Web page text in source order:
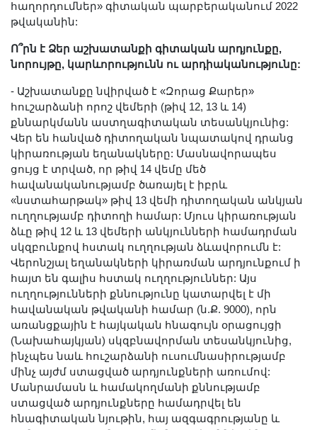
հաղորդումներ» գիտական պարբերականում 2022
թվականին:
Ո՞րն է Ձեր աշխատանքի գիտական արդյունքը,
նորույթը, կարևորությունն ու արդիականությունը:
- Աշխատանքը նվիրված է «Զորաց Քարեր»
հուշարձանի որոշ վեմերի (թիվ 12, 13 և 14)
քննարկմանն աստղագիտական տեսանկյունից:
Վեր են հանված դիտողական նպատակով դրանց
կիրառության եղանակները: Մասնավորապես
ցույց է տրված, որ թիվ 14 վեմը մեծ
հավանականությամբ ծառայել է իբրև
«նստահարթակ» թիվ 13 վեմի դիտողական անկյան
ուղղությամբ դիտողի համար: Մյուս կիրառության
ձևը թիվ 12 և 13 վեմերի անկյունների համադրման
սկզբունքով հստակ ուղղության ձևավորումն է:
Վերոնշյալ եղանակների կիրառման արդյունքում ի
հայտ են գալիս հստակ ուղղություններ: Այս
ուղղությունների քննությունը կատարվել է մի
հավանական թվականի համար (ն.Ք. 9000), որն
առանցքային է հայկական հնագույն օրացույցի
(Նախահայկյան) սկզբնավորման տեսանկյունից,
ինչպես նաև հուշարձանի ուսումնասիրությամբ
մինչ այժմ ստացված արդյունքների առումով:
Մանրամասն և համակողմանի քննությամբ
ստացված արդյունքները համադրվել են
հնագիտական նյութին, հայ ազգագրությանը և